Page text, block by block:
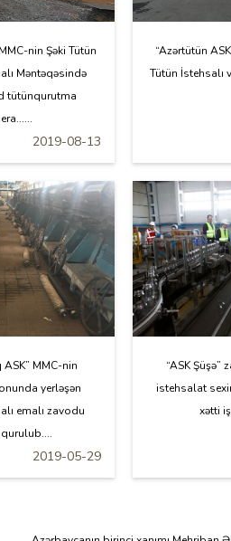
nin Şəki Tütün
Məntəqəsində
tütünqurutma
2019-08-13
“Azərtütün
Tütün İstehsalı
ASK” MMC-nin
yerləşən
emalı zavodu
2019-05-29
“ASK
istehsalat
xətti